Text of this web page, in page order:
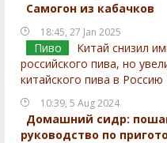
Самогон из кабачков
18:45, 27 Jan 2025
Пиво
Китай снизил
российского пива, но
китайского пива в Россию
10:39, 5 Aug 2024
Домашний сидр:
руководство по